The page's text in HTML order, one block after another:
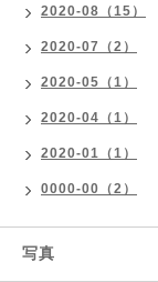
2020-08（15）
2020-07（2）
2020-05（1）
2020-04（1）
2020-01（1）
0000-00（2）
写真